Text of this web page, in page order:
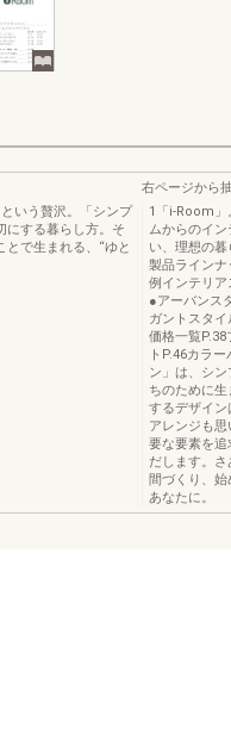
いう贅沢。「シンプ
にする暮らし方。そ
とで生まれる、“ゆと
右ページから
1「i-Room」
ムからのイ
い、理想の
製品ライン
例インテリ
●アーバンス
ガントスタイ
価格一覧
トP.46カラ
ン」は、シ
ちのために
するデザイ
アレンジも
要な要素を追
だします。
間づくり、始
あなたに。